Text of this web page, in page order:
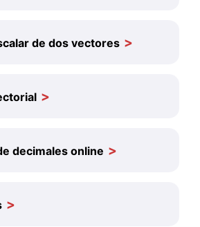
de dos vectores
decimales online